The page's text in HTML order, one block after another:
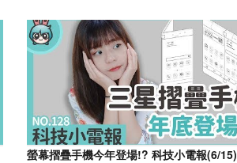
螢幕摺疊手機今年登場!? 科技小電報(6/15)